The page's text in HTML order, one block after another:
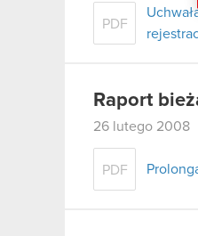
PDF
Raport
26 lutego 2008
PDF